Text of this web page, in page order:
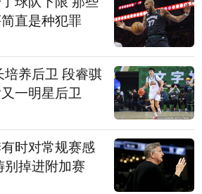
直是种犯罪
养后卫 段睿骐
一明星后卫
时对常规赛感
掉进附加赛